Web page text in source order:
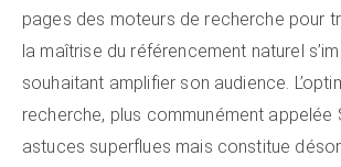
pages des moteurs de recherche pour
la maîtrise du référencement naturel
souhaitant amplifier son audience.
recherche, plus communément appelée
astuces superflues mais constitue